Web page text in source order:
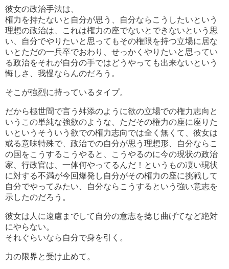
彼女の政治手法は、
権力を持たないと自分が思う、自分ならこうしたいという
理想の政治は、これは権力の座でないとできないという思
い、自分でやりたいと思ってもその権限を持つ立場に居な
いとただの一兵卒でおわり、せっかくやりたいと思ってい
る政治をそれが自分の手ではどうやっても出来ないという
悔しさ、我慢ならんのだろう。
そこが強烈に持っているタイプ。
だから極世間で言う舛添のように欲の立場での権力志向と
いうこの単純な強欲のような、ただその権力の座に座りた
いというそういう欲での権力志向では全く無くて、彼女は
或る意味特殊で、政治での自分が思う理想形、自分ならこ
の国をこうするこうやると、こうやるのに今の現状の政治
家、行政官は、一体何やってるんだ！というもの凄い現状
に対する不満が今回爆発し自分がその権力の座に挑戦して
自分でやってみたい、自分ならこうするという強い意志を
示したのだろう。
彼女は人に遠慮までして自分の意志を捻じ曲げてなど絶対
にやらない。
それぐらいなら自分で身を引く。
力の限界と受け止めて。